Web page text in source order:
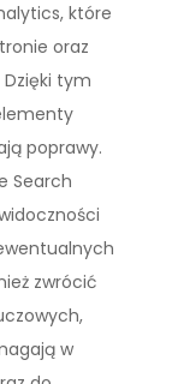
które
oraz
tym
poprawy.
Search
zwrócić
w